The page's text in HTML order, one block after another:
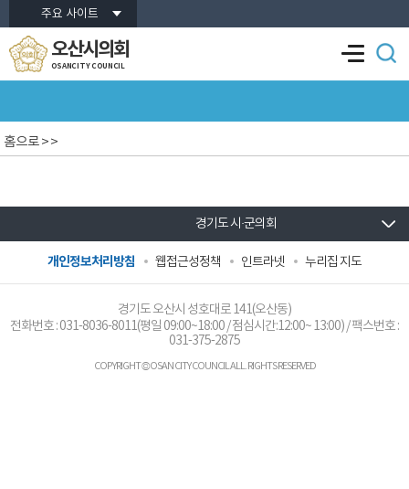
본문바로가기주요 사이트
오산시의회
OSANCITY COUNCIL
홈으로> >
경기도 시·군의회
개인정보처리방침 웹접근성정책 인트라넷 누리집 지도
경기도 오산시 성호대로 141(오산동)
전화번호 :031-8036-8011(평일 09:00~18:00 / 점심시간:12:00~ 13:00) / 팩스번호 :
031-375-2875
COPYRIGHT © OSAN CITY COUNCIL ALL. RIGHTS RESERVED